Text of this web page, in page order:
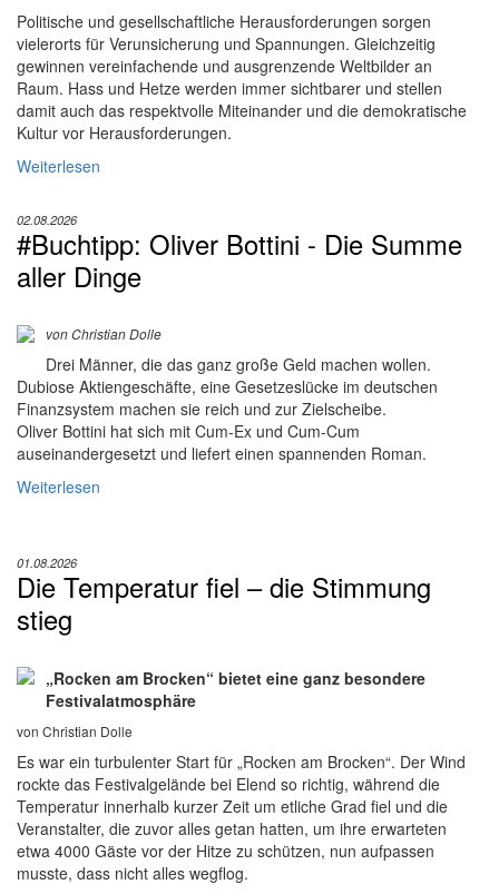
Politische und gesellschaftliche Herausforderungen sorgen
vielerorts für Verunsicherung und Spannungen. Gleichzeitig
gewinnen vereinfachende und ausgrenzende Weltbilder an
Raum. Hass und Hetze werden immer sichtbarer und stellen
damit auch das respektvolle Miteinander und die demokratische
Kultur vor Herausforderungen.
Weiterlesen
02.08.2026
#Buchtipp: Oliver Bottini - Die Summe
aller Dinge
von Christian Dolle
Drei Männer, die das ganz große Geld machen wollen.
Dubiose Aktiengeschäfte, eine Gesetzeslücke im deutschen
Finanzsystem machen sie reich und zur Zielscheibe.
Oliver Bottini hat sich mit Cum-Ex und Cum-Cum
auseinandergesetzt und liefert einen spannenden Roman.
Weiterlesen
01.08.2026
Die Temperatur fiel – die Stimmung
stieg
„Rocken am Brocken“ bietet eine ganz besondere
Festivalatmosphäre
von Christian Dolle
Es war ein turbulenter Start für „Rocken am Brocken“. Der Wind
rockte das Festivalgelände bei Elend so richtig, während die
Temperatur innerhalb kurzer Zeit um etliche Grad fiel und die
Veranstalter, die zuvor alles getan hatten, um ihre erwarteten
etwa 4000 Gäste vor der Hitze zu schützen, nun aufpassen
musste, dass nicht alles wegflog.